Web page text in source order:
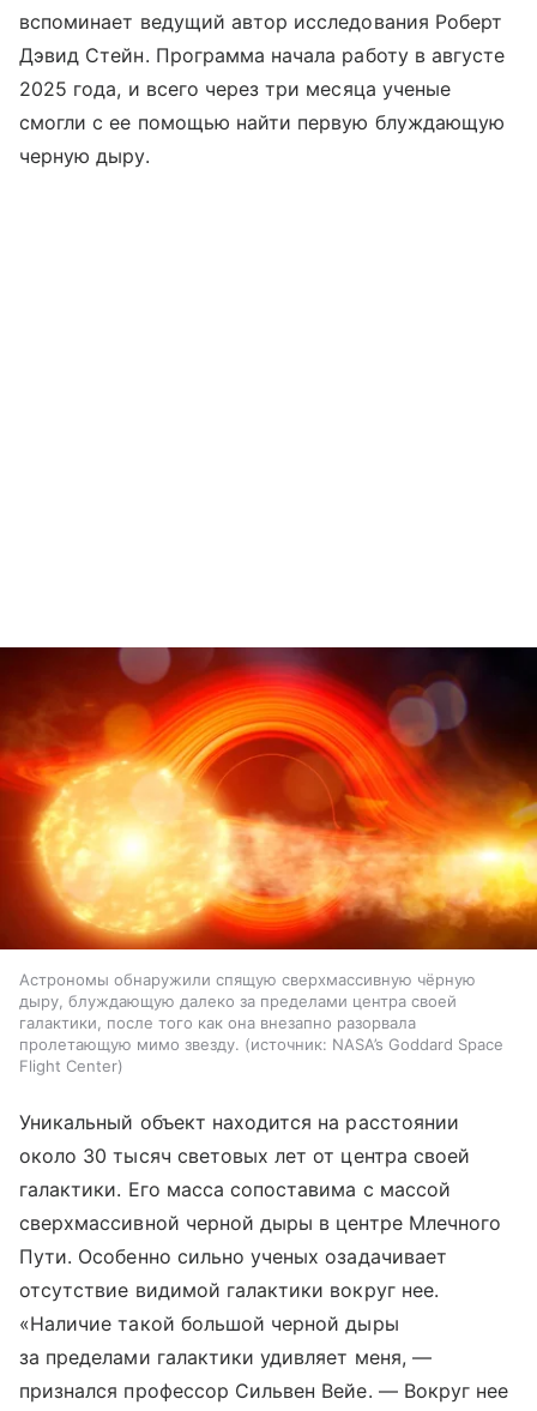
вспоминает ведущий автор исследования Роберт
Дэвид Стейн. Программа начала работу в августе
2025 года, и всего через три месяца ученые
смогли с ее помощью найти первую блуждающую
черную дыру.
Астрономы обнаружили спящую сверхмассивную чёрную
дыру, блуждающую далеко за пределами центра своей
галактики, после того как она внезапно разорвала
пролетающую мимо звезду.
источник: NASA’s Goddard Space
Flight Center
Уникальный объект находится на расстоянии
около 30 тысяч световых лет от центра своей
галактики. Его масса сопоставима с массой
сверхмассивной черной дыры в центре Млечного
Пути. Особенно сильно ученых озадачивает
отсутствие видимой галактики вокруг нее.
«Наличие такой большой черной дыры
за пределами галактики удивляет меня, —
признался профессор Сильвен Вейе. — Вокруг нее